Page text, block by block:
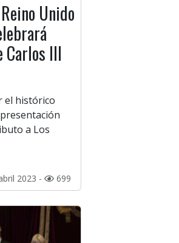
Unido
Carlos III
el histórico
a Los
2023 - 699